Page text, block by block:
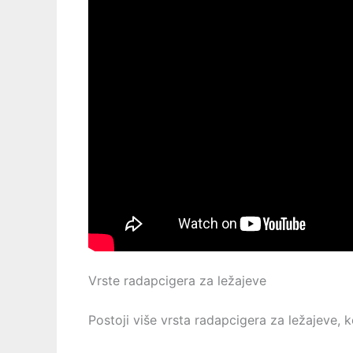
Vrste radapcigera za ležajeve
Postoji više vrsta radapcigera za ležajeve,